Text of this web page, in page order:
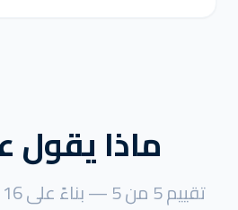
ماذا يقول
تقييم 5 من 5 — بناءً على 16 تقييم على Google